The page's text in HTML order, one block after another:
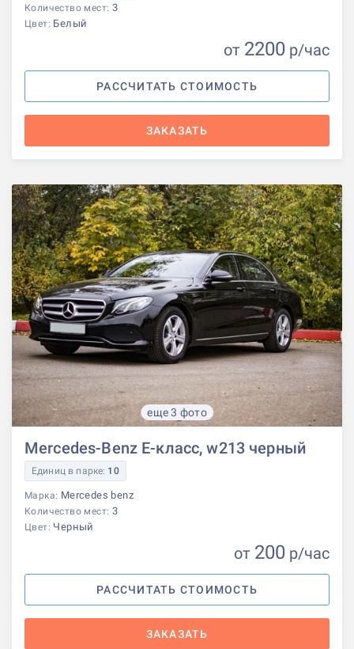
Количество мест: 3
Цвет: Белый
от 2200 р/час
РАССЧИТАТЬ СТОИМОСТЬ
ЗАКАЗАТЬ
еще 3 фото
Mercedes-Benz E-класс, w213 черный
Единиц в парке: 10
Марка: Mercedes benz
Количество мест: 3
Цвет: Черный
от 200 р/час
РАССЧИТАТЬ СТОИМОСТЬ
ЗАКАЗАТЬ